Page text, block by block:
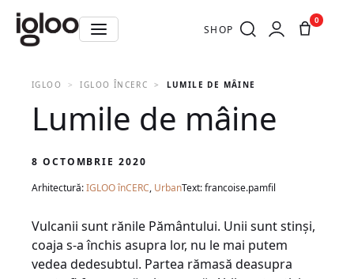
SHOP
0
IGLOO IGLOO ÎNCERC LUMILE DE MÂINE
Lumile de mâine
8 OCTOMBRIE 2020
Arhitectură:IGLOO înCERC, UrbanText: francoise.pamfil
Vulcanii sunt rănile Pământului. Unii sunt stinși,
coaja s-a închis asupra lor, nu le mai putem
vedea dedesubtul. Partea rămasă deasupra